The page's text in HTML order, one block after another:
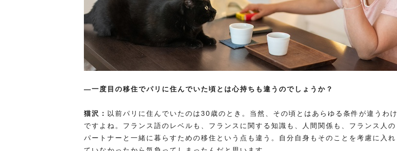
―一度目の移住でパリに住んでいた頃とは心持ちも違うのでしょうか？
猫沢： 以前パリに住んでいたのは30歳のとき。当然、その頃とはあらゆる条件が違うわけ
ですよね。フランス語のレベルも、フランスに関する知識も、人間関係も、フランス人の
パートナーと一緒に暮らすための移住という点も違う。自分自身もそのことを考慮に入れ